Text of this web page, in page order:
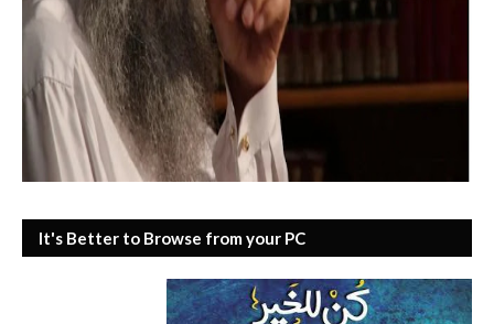
It's Better to Browse from your PC